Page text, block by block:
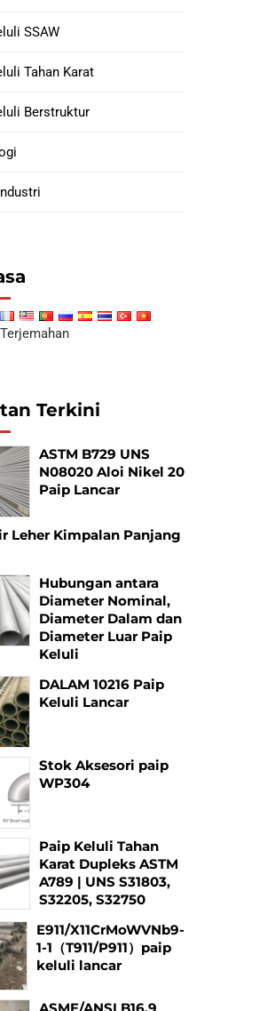
Selongsong
SSAW
Tahan Karat
Berstruktur
Terkini
ASTM B729 UNS
N08020 Aloi Nikel 20
Paip Lancar
Leher Kimpalan Panjang
Hubungan antara
Diameter Nominal,
Diameter Dalam dan
Diameter Luar Paip
Keluli
DALAM 10216 Paip
Keluli Lancar
Stok Aksesori paip
WP304
Paip Keluli Tahan
Karat Dupleks ASTM
A789 | UNS S31803,
S32205, S32750
E911/X11CrMoWVNb9-
1-1（T911/P911）paip
keluli lancar